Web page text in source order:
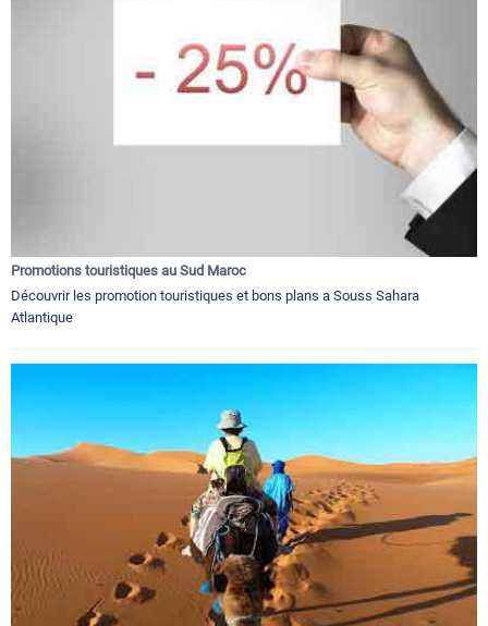
Promotions touristiques au Sud Maroc
Découvrir les promotion touristiques et bons plans a Souss Sahara
Atlantique